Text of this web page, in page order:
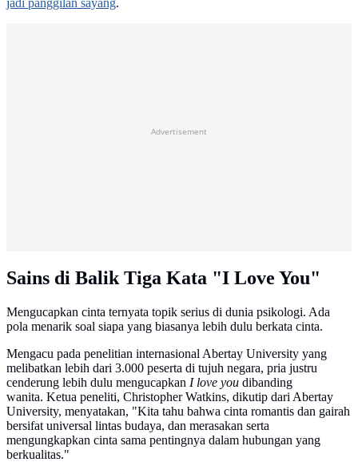
jadi panggilan sayang.
Advertisement
Sains di Balik Tiga Kata "I Love You"
Mengucapkan cinta ternyata topik serius di dunia psikologi. Ada
pola menarik soal siapa yang biasanya lebih dulu berkata cinta.
Mengacu pada penelitian internasional Abertay University yang
melibatkan lebih dari 3.000 peserta di tujuh negara, pria justru
cenderung lebih dulu mengucapkan I love you dibanding
wanita. Ketua peneliti, Christopher Watkins, dikutip dari Abertay
University, menyatakan, "Kita tahu bahwa cinta romantis dan gairah
bersifat universal lintas budaya, dan merasakan serta
mengungkapkan cinta sama pentingnya dalam hubungan yang
berkualitas."